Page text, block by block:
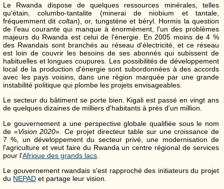
Le Rwanda dispose de quelques ressources minérales, telles
qu'étain, columbo-tantalite (minerai de niobium et tantale,
fréquemment dit coltan), or, tungstène et béryl. Hormis la question
de l'eau courante qui manque à énormément, l'un des problèmes
majeurs du Rwanda est celui de l'énergie. En 2005 moins de 4 %
des Rwandais sont branchés au réseau d'électricité, et ce réseau
est loin de couvrir les besoins de ses abonnés qui subissent de
habituelles et longues coupures. Les possibilités de développement
local de la production d'énergie sont subordonnées à des accords
avec les pays voisins, dans une région marquée par une grande
instabilité politique qui plombe les projets envisageables.
Le secteur du bâtiment se porte bien. Kigali est passé en vingt ans
de quelques dizaines de milliers d'habitants à près d'un million.
Le gouvernement a une perspective globale qualifiée sous le nom
de «Vision 2020». Ce projet directeur table sur une croissance de
7 %, un développement du secteur privé, une modernisation de
l'agriculture et veut faire du Rwanda un centre régional de services
pour l'Afrique des grands lacs
Le gouvernement rwandais s'est rapproché des initiateurs du projet
du NEPAD et partage leur vision.